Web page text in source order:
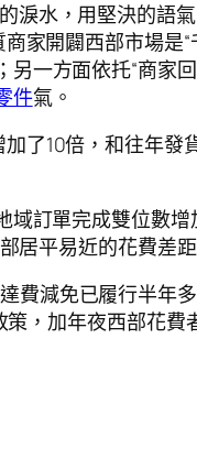
淚水，用堅決的語
家開闢西部市場是“
一方面依托“商家
件氣。
了10倍，和往年
訂單完成雙位數
居平易近的花費差距
達費減免已履行半年
，加年夜西部花